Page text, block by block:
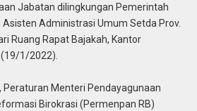
Jabatan dilingkungan Pemerintah
Asisten Administrasi Umum Setda Prov.
Ruang Rapat Bajakah, Kantor
1/2022).
Menteri Pendayagunaan
Birokrasi (Permenpan RB)